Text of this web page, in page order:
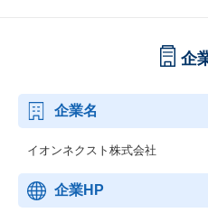
ングな取り組みになります。
この取り組みを通じて、周りの
来るようになりたいと考えていま
クラウド環境はAzure、AWS、
ートクラウドまで、あらゆるプ
ています。
プログラミング言語については
企
企業名
イオンネクスト株式会社
企業HP